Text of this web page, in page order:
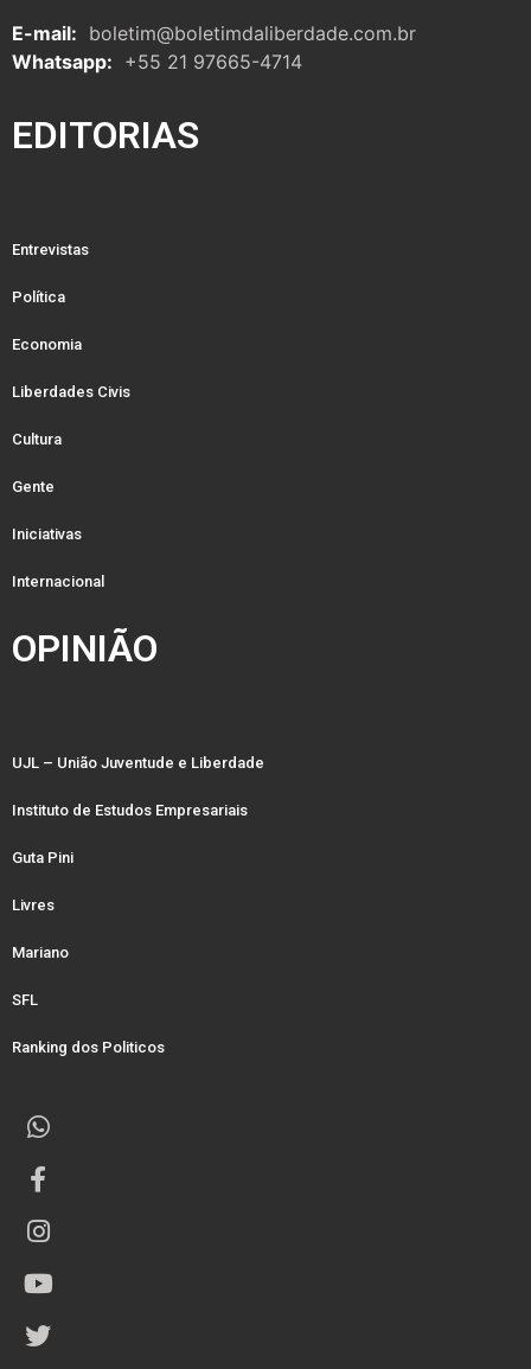
E-mail: boletim@boletimdaliberdade.com.br
Whatsapp: +55 21 97665-4714
EDITORIAS
Entrevistas
Política
Economia
Liberdades Civis
Cultura
Gente
Iniciativas
Internacional
OPINIÃO
UJL – União Juventude e Liberdade
Instituto de Estudos Empresariais
Guta Pini
Livres
Mariano
SFL
Ranking dos Politicos